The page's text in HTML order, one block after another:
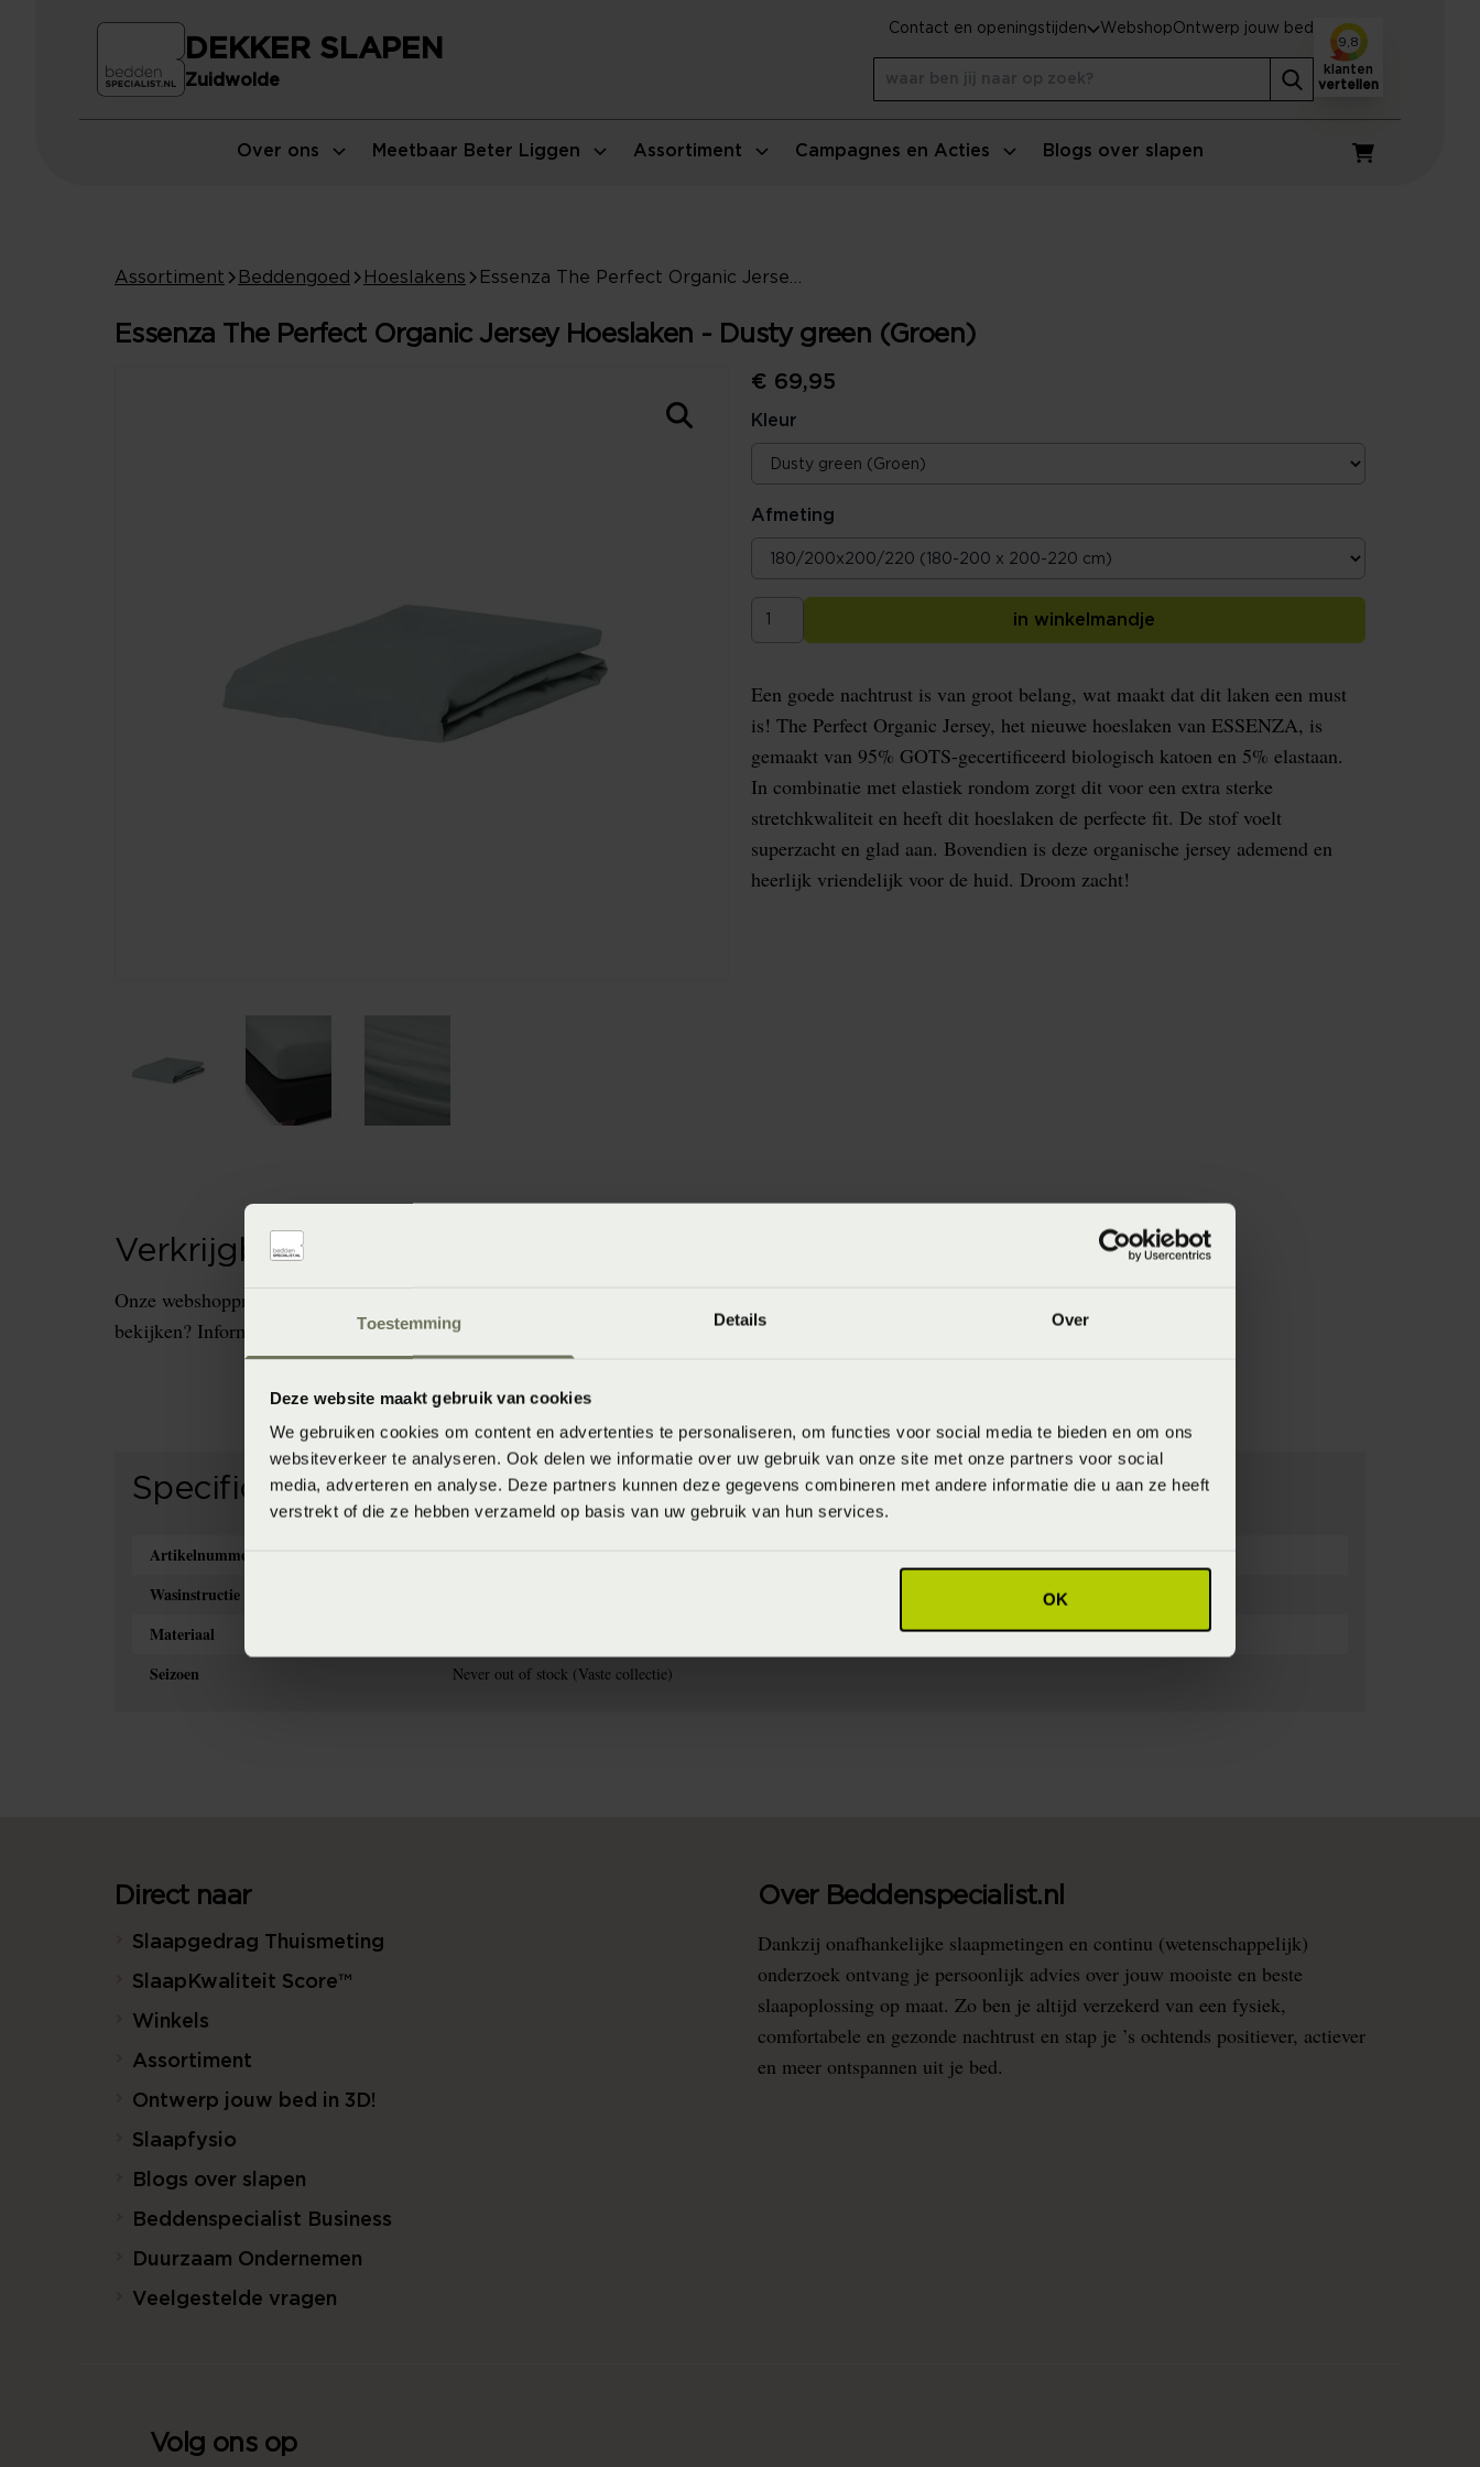
Toestemming Details Over
Deze website maakt gebruik van cookies
We gebruiken cookies om content en advertenties te personaliseren, om functies voor social media te bieden en om ons
websiteverkeer te analyseren. Ook delen we informatie over uw gebruik van onze site met onze partners voor social
media, adverteren en analyse. Deze partners kunnen deze gegevens combineren met andere informatie die u aan ze heeft
verstrekt of die ze hebben verzameld op basis van uw gebruik van hun services.
OK
Over ons Meetbaar Beter Liggen Assortiment Campagnes en Acties Blogs over slapen
Winkelwagen
DEKKER SLAPEN
Zuidwolde
Contact en openingstijden WebshopOntwerp jouw bed
9,8
klanten
vertellen
Assortiment Beddengoed Hoeslakens
Essenza The Perfect Organic Jersey Hoeslaken - Dusty green (Groen)
€ 69,95
Kleur
Afmeting
in winkelmandje
Een goede nachtrust is van groot belang, wat maakt dat dit laken een must
is! The Perfect Organic Jersey, het nieuwe hoeslaken van ESSENZA, is
gemaakt van 95% GOTS-gecertificeerd biologisch katoen en 5% elastaan.
In combinatie met elastiek rondom zorgt dit voor een extra sterke
stretchkwaliteit en heeft dit hoeslaken de perfecte fit. De stof voelt
superzacht en glad aan. Bovendien is deze organische jersey ademend en
heerlijk vriendelijk voor de huid. Droom zacht!
Verkrijgbaarheid in de winkels
Onze webshopproducten zijn niet altijd verkrijgbaar in de winkel. Wil je het product in de winkel
bekijken? Informeer dan eerst naar de beschikbaarheid.
Specificaties
Artikelnummer
Wasinstructie
Materiaal
Seizoen Never out of stock (Vaste collectie)
Direct naar
Slaapgedrag Thuismeting
SlaapKwaliteit Score™
Winkels
Assortiment
Ontwerp jouw bed in 3D!
Slaapfysio
Blogs over slapen
Beddenspecialist Business
Duurzaam Ondernemen
Veelgestelde vragen
Over Beddenspecialist.nl
Dankzij onafhankelijke slaapmetingen en continu (wetenschappelijk)
onderzoek ontvang je persoonlijk advies over jouw mooiste en beste
slaapoplossing op maat. Zo ben je altijd verzekerd van een fysiek,
comfortabele en gezonde nachtrust en stap je ’s ochtends positiever, actiever
en meer ontspannen uit je bed.
Volg ons op